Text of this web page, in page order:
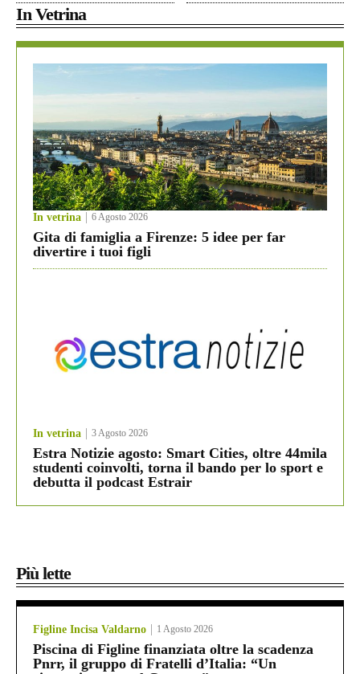
In Vetrina
In vetrina 6 Agosto 2026
Gita di famiglia a Firenze: 5 idee per far
divertire i tuoi figli
In vetrina 3 Agosto 2026
Estra Notizie agosto: Smart Cities, oltre 44mila
studenti coinvolti, torna il bando per lo sport e
debutta il podcast Estrair
Più lette
Figline Incisa Valdarno 1 Agosto 2026
Piscina di Figline finanziata oltre la scadenza
Pnrr, il gruppo di Fratelli d’Italia: “Un